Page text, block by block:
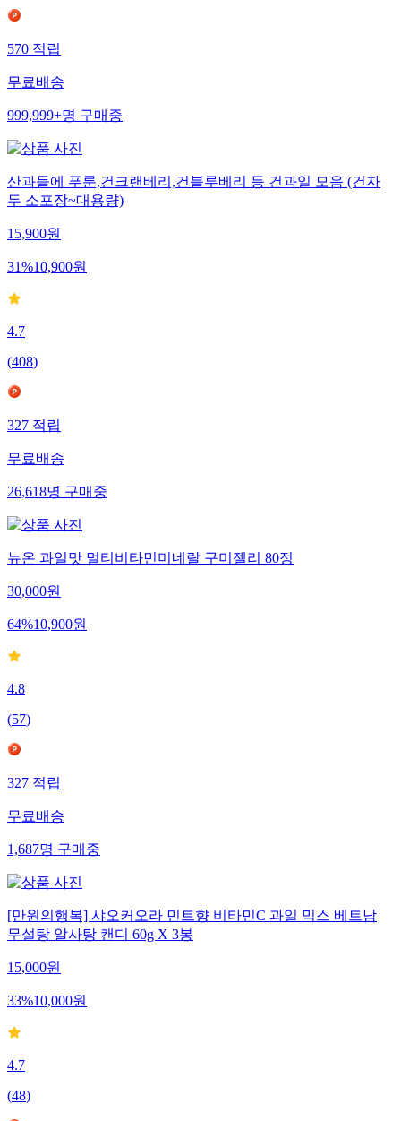
570적립
무료배송
999,999+명구매중
산과들에 푸룬,건크랜베리,건블루베리 등 건과일 모음 (건자
두 소포장~대용량)
15,900원
31%10,900원
4.7
(408)
327적립
무료배송
26,618명구매중
뉴온 과일맛 멀티비타민미네랄 구미젤리 80정
30,000원
64%10,900원
4.8
(57)
327적립
무료배송
1,687명구매중
[만원의행복] 샤오커오라 민트향 비타민C 과일 믹스 베트남
무설탕 알사탕 캔디 60g X 3봉
15,000원
33%10,000원
4.7
(48)